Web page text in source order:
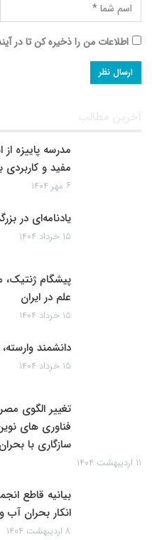
اطلاعات من را ذخیره کن تا در
آخرین مطالب
مدرسه پاییزه
مفید و کاربردی
۶ مهر ۱۴۰۴
یادنامه‌ای در
۱۵ خرداد ۱۴۰۴
پیشگام
علم در ایران
۱۵ خرداد ۱۴۰۴
دانشمند
۱۵ خرداد ۱۴۰۴
تغییر الگوی
فناوری های
سازگاری با
۱۱ اردیبهشت ۱۴۰۴
بیانیه قاطع
انکار بحران
۸ اردیبهشت ۱۴۰۴